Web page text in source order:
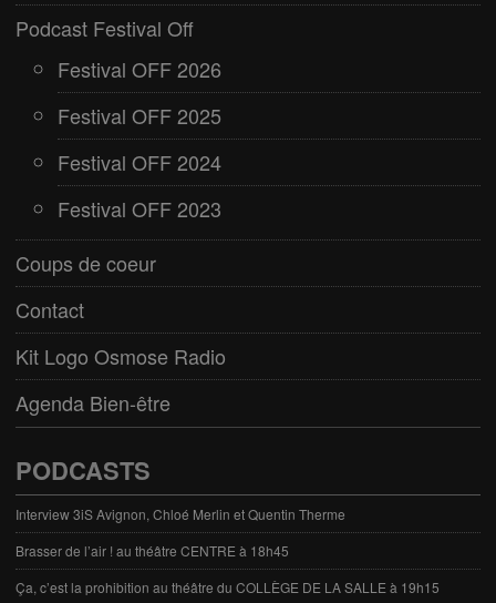
Podcast Festival Off
Festival OFF 2026
Festival OFF 2025
Festival OFF 2024
Festival OFF 2023
Coups de coeur
Contact
Kit Logo Osmose Radio
Agenda Bien-être
PODCASTS
Interview 3iS Avignon, Chloé Merlin et Quentin Therme
Brasser de l’air ! au théâtre CENTRE à 18h45
Ça, c’est la prohibition au théâtre du COLLÈGE DE LA SALLE à 19h15